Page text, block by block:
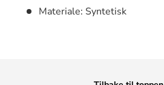
Materiale: Syntetisk